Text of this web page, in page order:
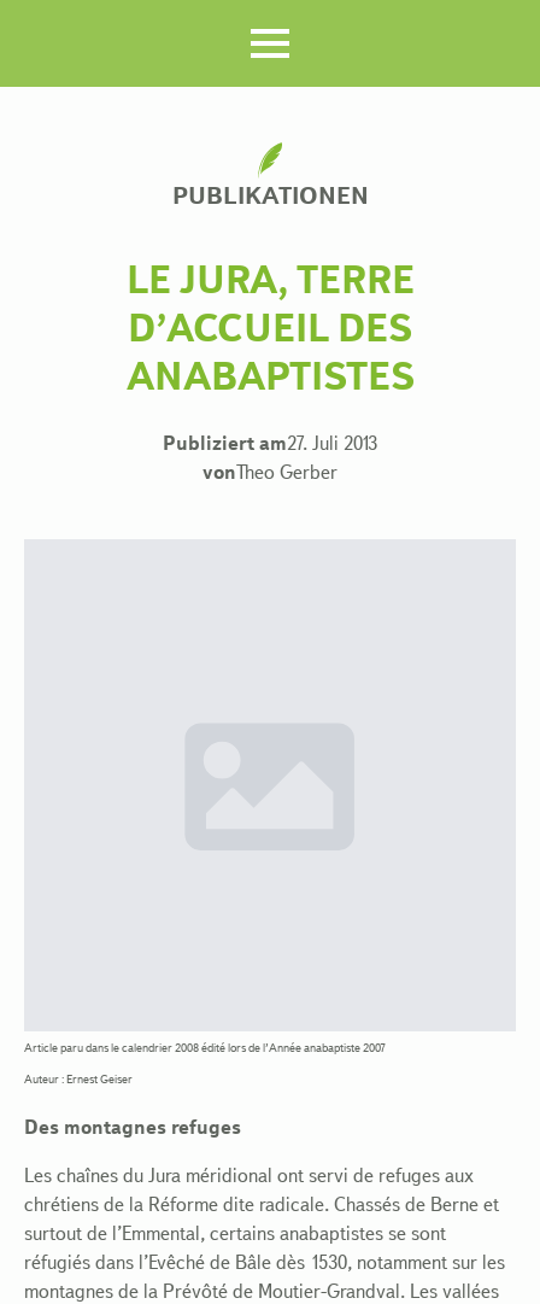
PUBLIKATIONEN
LE JURA, TERRE
D’ACCUEIL DES
ANABAPTISTES
Publiziert am27. Juli 2013
vonTheo Gerber
Article paru dans le calendrier 2008 édité lors de l’Année anabaptiste 2007
Auteur : Ernest Geiser
Des montagnes refuges
Les chaînes du Jura méridional ont servi de refuges aux
chrétiens de la Réforme dite radicale. Chassés de Berne et
surtout de l’Emmental, certains anabaptistes se sont
réfugiés dans l’Evêché de Bâle dès 1530, notamment sur les
montagnes de la Prévôté de Moutier-Grandval. Les vallées